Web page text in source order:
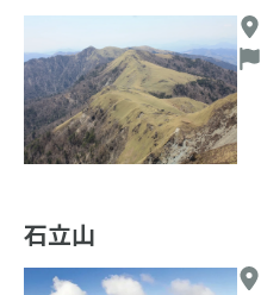
石立山